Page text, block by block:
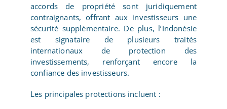
accords de propriété sont juridiquement
contraignants, offrant aux investisseurs une
sécurité supplémentaire. De plus, l’Indonésie
est signataire de plusieurs traités
internationaux de protection des
investissements, renforçant encore la
confiance des investisseurs.
Les principales protections incluent :